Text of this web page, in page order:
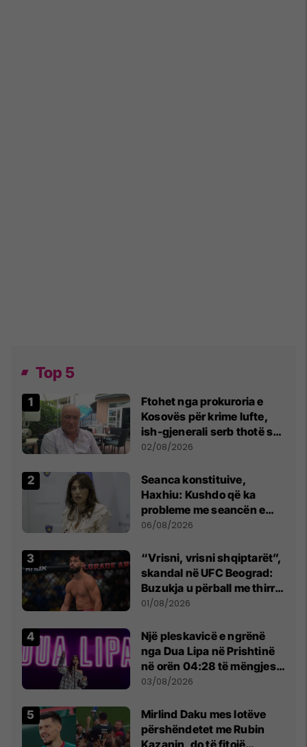
Top 5
Ftohet nga prokuroria e
Kosovës për krime lufte,
ish-gjenerali serb thotë se
dikush e tradhtoi në
02/08/2026
Seanca konstituive,
Haxhiu: Kushdo që ka
probleme me seancën e
sotme e ftoj t’i drejtohet
06/08/2026
“Vrisni, vrisni shqiptarët”,
skandal në UFC Beograd:
Buzukja u përball me thirrje
anti-shqiptare nga
01/08/2026
Një pleskavicë e ngrënë
nga Dua Lipa në Prishtinë
në orën 04:28 të mëngjesit
- dhe bota digjitale serbe
03/08/2026
Mirlind Daku mes lotëve
përshëndetet me Rubin
Kazanin, do të fitojë